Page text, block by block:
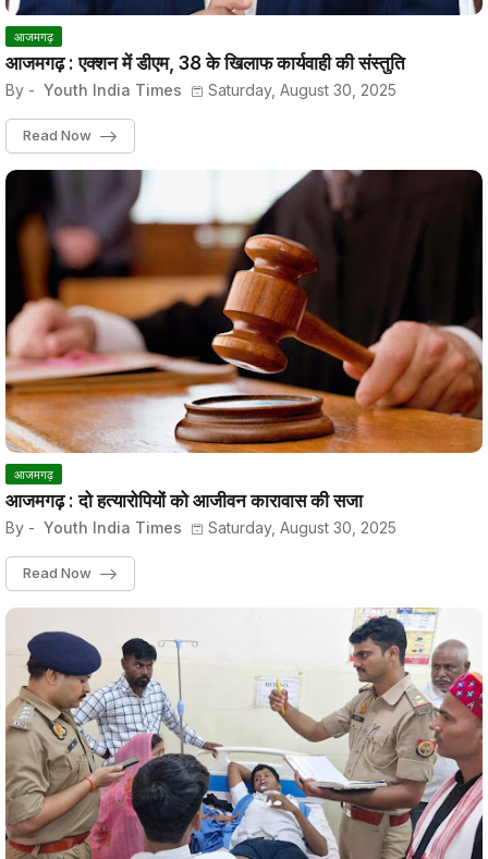
आजमगढ़
आजमगढ़ : एक्शन में डीएम, 38 के खिलाफ कार्यवाही की संस्तुति
By - Youth India Times Saturday, August 30, 2025
Read Now
आजमगढ़
आजमगढ़ : दो हत्यारोपियों को आजीवन कारावास की सजा
By - Youth India Times Saturday, August 30, 2025
Read Now